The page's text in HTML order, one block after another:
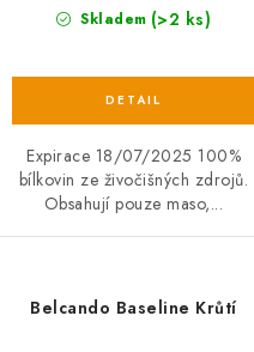
Skladem (>2 ks)
Expirace 18/07/2025 100%
bílkovin ze živočišných zdrojů.
Obsahují pouze maso,...
Belcando Baseline Krůtí